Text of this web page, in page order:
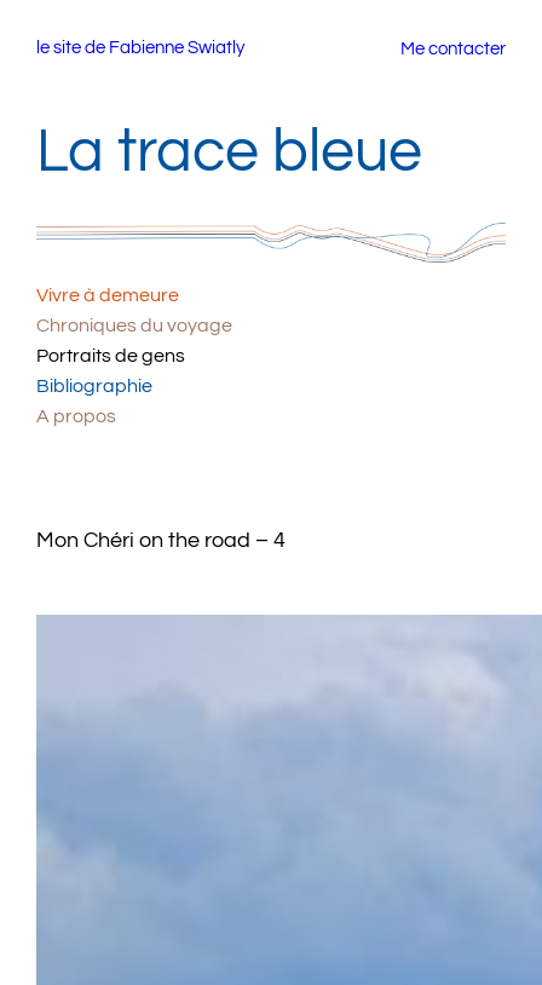
le site de Fabienne Swiatly Me contacter
La trace bleue
Vivre à demeure
Chroniques du voyage
Portraits de gens
Bibliographie
A propos
Mon Chéri on the road – 4